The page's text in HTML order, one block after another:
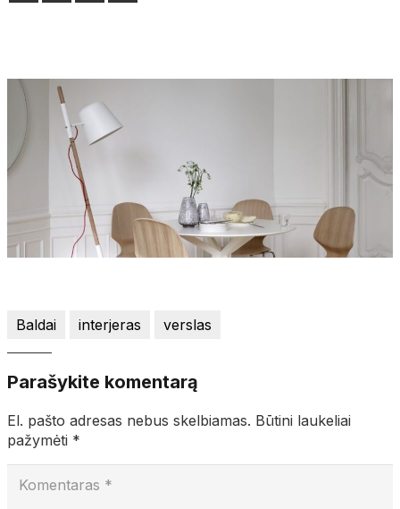
Baldai interjeras verslas
Parašykite komentarą
El. pašto adresas nebus skelbiamas. Būtini laukeliai
pažymėti *